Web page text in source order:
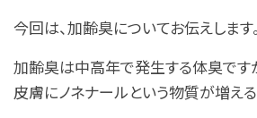
今回は、加齢臭についてお伝えします。
加齢臭は中高年で発生する体臭です
皮膚にノネナールという物質が増える